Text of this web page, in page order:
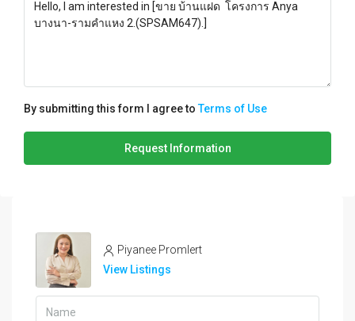
By submitting this form I agree toTerms of Use
Request Information
Piyanee Promlert
View Listings